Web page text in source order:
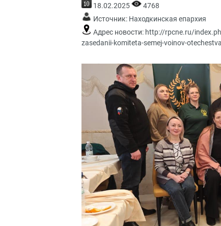
18.02.2025
4768
Источник: Находкинская епархия
Адрес новости: http://rpcne.ru/
zasedanii-komiteta-semej-voinov-